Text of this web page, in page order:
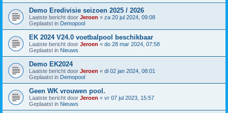
Demo Eredivisie seizoen 2025 / 2026
Laatste bericht door Jeroen « za 20 jul 2024, 09:08
Geplaatst in Demopool
EK 2024 V24.0 voetbalpool beschikbaar
Laatste bericht door Jeroen « do 28 mar 2024, 07:58
Geplaatst in Nieuws
Demo EK2024
Laatste bericht door Jeroen « di 02 jan 2024, 08:01
Geplaatst in Demopool
Geen WK vrouwen pool.
Laatste bericht door Jeroen « vr 07 jul 2023, 15:57
Geplaatst in Nieuws